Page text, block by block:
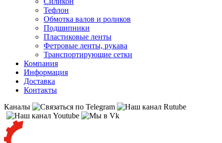
Тефлон
Обмотка валов и роликов
Подшипники
Пластиковые ленты
Фетровые ленты, рукава
Транспортирующие сетки
Компания
Информация
Доставка
Контакты
Каналы